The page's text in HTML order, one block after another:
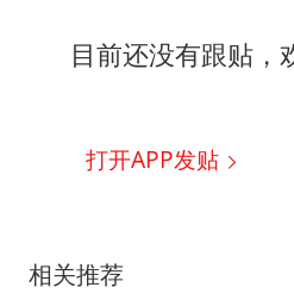
目前还没有跟贴，
打开APP发贴
相关推荐